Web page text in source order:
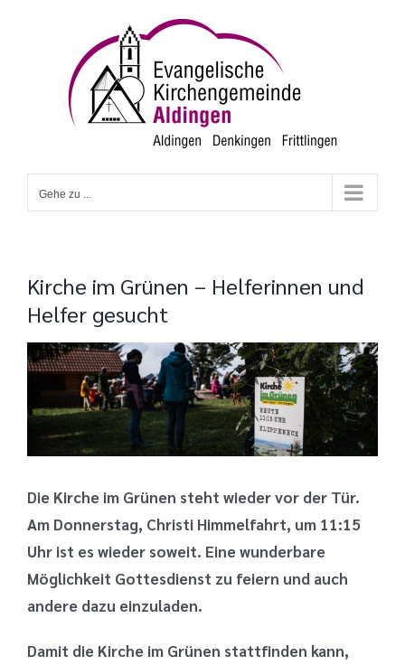
Gehe zu ...
Kirche im Grünen – Helferinnen und
Helfer gesucht
Zeige
grösseres
Bild
Die Kirche im Grünen steht wieder vor der Tür.
Am Donnerstag, Christi Himmelfahrt, um 11:15
Uhr ist es wieder soweit. Eine wunderbare
Möglichkeit Gottesdienst zu feiern und auch
andere dazu einzuladen.
Damit die Kirche im Grünen stattfinden kann,